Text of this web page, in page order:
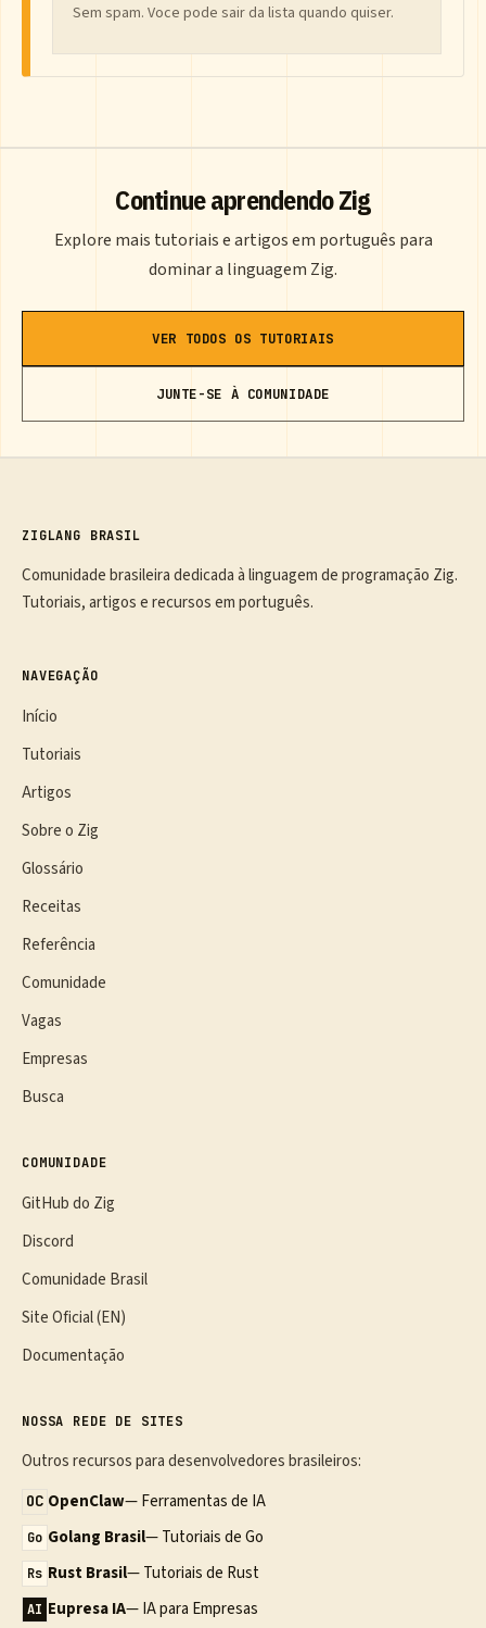
Sem spam. Voce pode sair da lista quando quiser.
Continue aprendendo Zig
Explore mais tutoriais e artigos em português para
dominar a linguagem Zig.
VER TODOS OS TUTORIAIS
JUNTE-SE À COMUNIDADE
ZIGLANG BRASIL
Comunidade brasileira dedicada à linguagem de programação Zig.
Tutoriais, artigos e recursos em português.
NAVEGAÇÃO
Início
Tutoriais
Artigos
Sobre o Zig
Glossário
Receitas
Referência
Comunidade
Vagas
Empresas
Busca
COMUNIDADE
GitHub do Zig
Discord
Comunidade Brasil
Site Oficial (EN)
Documentação
NOSSA REDE DE SITES
Outros recursos para desenvolvedores brasileiros:
OC OpenClaw— Ferramentas de IA
Go Golang Brasil— Tutoriais de Go
Rs Rust Brasil— Tutoriais de Rust
AI Eupresa IA— IA para Empresas